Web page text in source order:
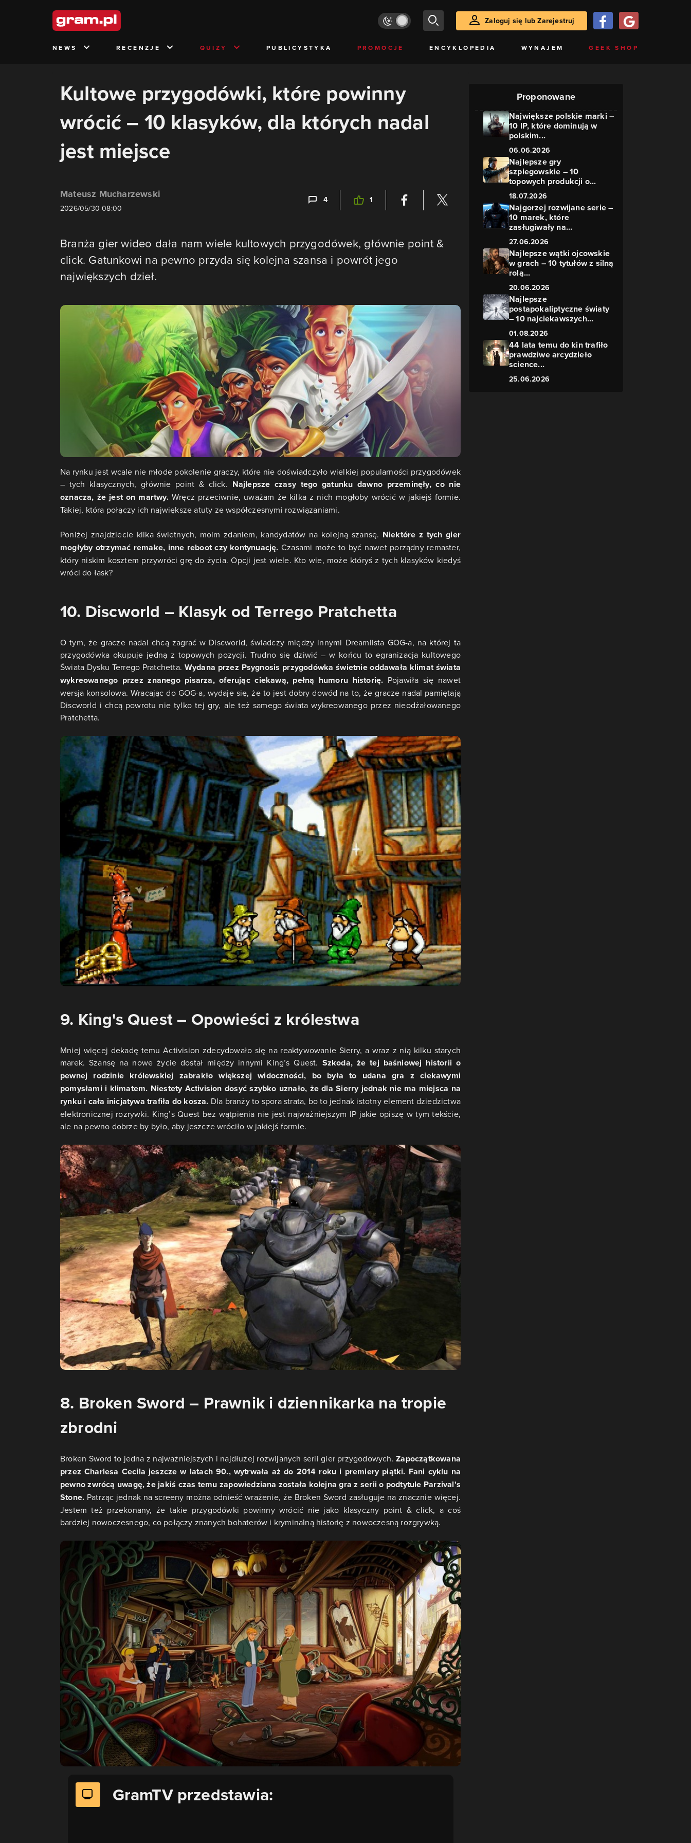
Zaloguj się lub Zarejestruj
NEWS RECENZJE QUIZY PUBLICYSTYKA PROMOCJE ENCYKLOPEDIA WYNAJEM GEEK SHOP
Kultowe przygodówki, które powinny
wrócić – 10 klasyków, dla których nadal
jest miejsce
Mateusz Mucharzewski
2026/05/30 08:00
4 1
Branża gier wideo dała nam wiele kultowych przygodówek, głównie point &
click. Gatunkowi na pewno przyda się kolejna szansa i powrót jego
największych dzieł.
Na rynku jest wcale nie młode pokolenie graczy, które nie doświadczyło wielkiej popularności przygodówek
– tych klasycznych, głównie point & click. Najlepsze czasy tego gatunku dawno przeminęły, co nie
oznacza, że jest on martwy.Wręcz przeciwnie, uważam że kilka z nich mogłoby wrócić w jakiejś formie.
Takiej, która połączy ich największe atuty ze współczesnymi rozwiązaniami.
Poniżej znajdziecie kilka świetnych, moim zdaniem, kandydatów na kolejną szansę. Niektóre z tych gier
mogłyby otrzymać remake, inne reboot czy kontynuację. Czasami może to być nawet porządny remaster,
który niskim kosztem przywróci grę do życia. Opcji jest wiele. Kto wie, może któryś z tych klasyków kiedyś
wróci do łask?
10. Discworld – Klasyk od Terrego Pratchetta
O tym, że gracze nadal chcą zagrać w Discworld, świadczy między innymi Dreamlista GOG-a, na której ta
przygodówka okupuje jedną z topowych pozycji. Trudno się dziwić – w końcu to egranizacja kultowego
Świata Dysku Terrego Pratchetta. Wydana przez Psygnosis przygodówka świetnie oddawała klimat świata
wykreowanego przez znanego pisarza, oferując ciekawą, pełną humoru historię. Pojawiła się nawet
wersja konsolowa. Wracając do GOG-a, wydaje się, że to jest dobry dowód na to, że gracze nadal pamiętają
Discworld i chcą powrotu nie tylko tej gry, ale też samego świata wykreowanego przez nieodżałowanego
Pratchetta.
9. King's Quest – Opowieści z królestwa
Mniej więcej dekadę temu Activision zdecydowało się na reaktywowanie Sierry, a wraz z nią kilku starych
marek. Szansę na nowe życie dostał między innymi King’s Quest. Szkoda, że tej baśniowej historii o
pewnej rodzinie królewskiej zabrakło większej widoczności, bo była to udana gra z ciekawymi
pomysłami i klimatem. Niestety Activision dosyć szybko uznało, że dla Sierry jednak nie ma miejsca na
rynku i cała inicjatywa trafiła do kosza. Dla branży to spora strata, bo to jednak istotny element dziedzictwa
elektronicznej rozrywki. King’s Quest bez wątpienia nie jest najważniejszym IP jakie opiszę w tym tekście,
ale na pewno dobrze by było, aby jeszcze wróciło w jakiejś formie.
8. Broken Sword – Prawnik i dziennikarka na tropie
zbrodni
Broken Sword to jedna z najważniejszych i najdłużej rozwijanych serii gier przygodowych.Zapoczątkowana
przez Charlesa Cecila jeszcze w latach 90., wytrwała aż do 2014 roku i premiery piątki. Fani cyklu na
pewno zwrócą uwagę, że jakiś czas temu zapowiedziana została kolejna gra z serii o podtytule Parzival's
Stone. Patrząc jednak na screeny można odnieść wrażenie, że Broken Sword zasługuje na znacznie więcej.
Jestem też przekonany, że takie przygodówki powinny wrócić nie jako klasyczny point & click, a coś
bardziej nowoczesnego, co połączy znanych bohaterów i kryminalną historię z nowoczesną rozgrywką.
GramTV przedstawia:
Proponowane
Największe polskie marki –
10 IP, które dominują w
polskim...
06.06.2026
Najlepsze gry
szpiegowskie – 10
topowych produkcji o...
18.07.2026
Najgorzej rozwijane serie –
10 marek, które
zasługiwały na...
27.06.2026
Najlepsze wątki ojcowskie
w grach – 10 tytułów z silną
rolą...
20.06.2026
Najlepsze
postapokaliptyczne światy
– 10 najciekawszych...
01.08.2026
44 lata temu do kin trafiło
prawdziwe arcydzieło
science...
25.06.2026